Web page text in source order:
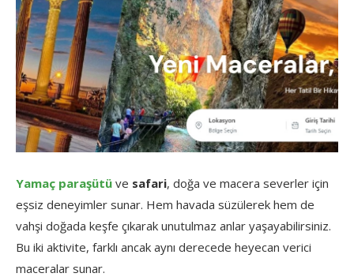
Yamaç paraşütü ve safari, doğa ve macera severler için
eşsiz deneyimler sunar. Hem havada süzülerek hem de
vahşi doğada keşfe çıkarak unutulmaz anlar yaşayabilirsiniz.
Bu iki aktivite, farklı ancak aynı derecede heyecan verici
maceralar sunar.